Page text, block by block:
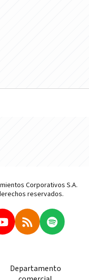
Corporativos S.A.
reservados.
Departamento